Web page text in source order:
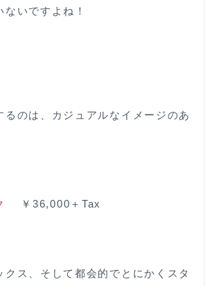
いですよね！
るのは、カジュアルなイメージのあ
￥36,000＋Tax
クス、そして都会的でとにかくスタ